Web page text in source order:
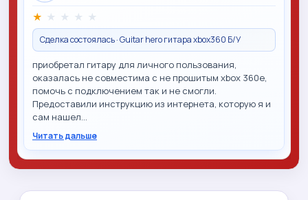
★ ★ ★ ★ ★
Сделка состоялась · Guitar hero гитара xbox360 Б/У
приобретал гитару для личного пользования,
оказалась не совместима с не прошитым xbox 360e,
помочь с подключением так и не смогли.
Предоставили инструкцию из интернета, которую я и
сам нашел…
Читать дальше